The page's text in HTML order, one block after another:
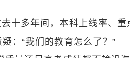
十多年间，本科上线率、重
：“我们的教育怎么了？”